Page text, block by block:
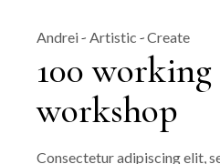
Andrei Artistic Create
100
workshop
Consectetur adipiscing elit,